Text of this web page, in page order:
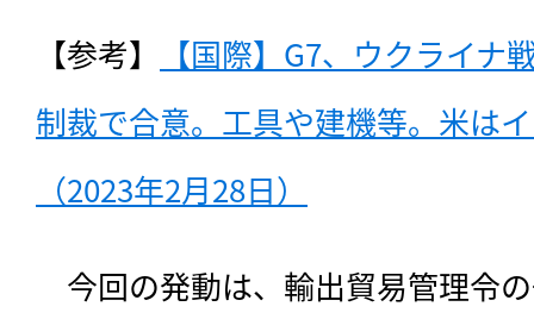
【参考】
【国際】G7、ウクライナ
制裁で合意。工具や建機等。米は
（2023年2月28日）
今回の発動は、 輸出貿易管理令